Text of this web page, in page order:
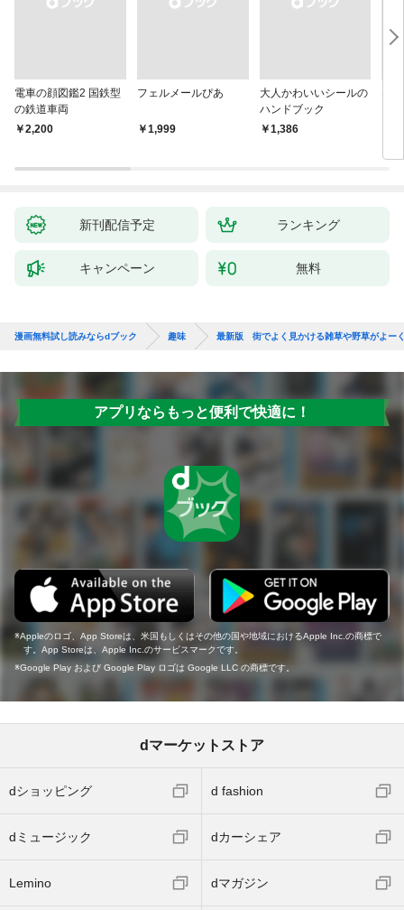
電車の顔図鑑2 国鉄型
の鉄道車両
￥2,200
フェルメールぴあ
￥1,999
大人かわいいシールの
ハンドブック
￥1,386
な
新刊配信予定 ランキング
キャンペーン 無料
漫画無料試し読みならdブック 趣味 最新版 街でよく見かける雑草や野草がよー
アプリならもっと便利で快適に！
Appleのロゴ、App Storeは、米国もしくはその他の国や地域におけるApple Inc.の商標で
す。App Storeは、Apple Inc.のサービスマークです。
Google Play および Google Play ロゴは Google LLC の商標です。
dマーケットストア
dショッピング d fashion
dミュージック dカーシェア
Lemino dマガジン